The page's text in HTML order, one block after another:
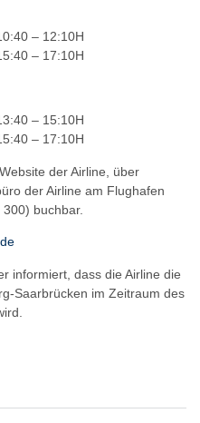
– 12:10H
– 17:10H
– 15:10H
– 17:10H
der Airline, über
der Airline am Flughafen
buchbar.
informiert, dass die Airline die
Saarbrücken im Zeitraum des